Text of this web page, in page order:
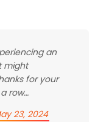
an
might
for your
row…
23, 2024